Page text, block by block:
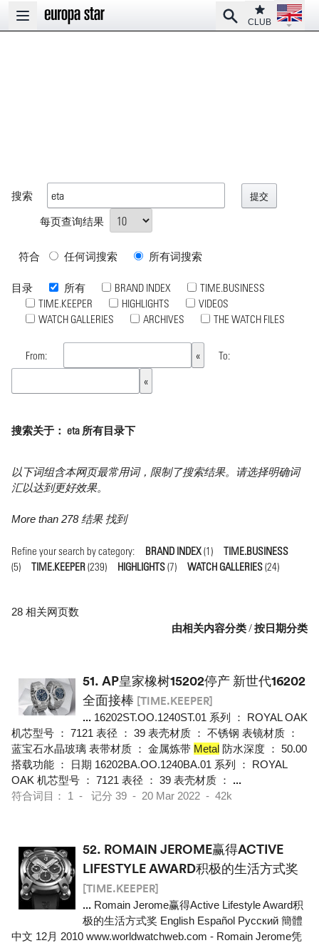
Open main menu
SearchClub
CLUB
Open
搜索
每页查询结果
符合 任何词搜索 所有词搜索
目录 所有 BRAND INDEX
TIME.BUSINESS
TIME.KEEPER
HIGHLIGHTS
VIDEOS
WATCH GALLERIES
ARCHIVES THE WATCH FILES
From: To:
搜索关于： eta 所有目录下
以下词组含本网页最常用词，限制了搜索结果。请选择明确词
汇以达到更好效果。
More than 278 结果 找到
Refine your search by category: BRAND INDEX(1)
TIME.BUSINESS
(5)
TIME.KEEPER(239) HIGHLIGHTS(7) WATCH GALLERIES(24)
28 相关网页数
由相关内容分类/按日期分类
51. AP皇家橡树15202停产 新世代16202
全面接棒 [TIME.KEEPER]
... 16202ST.OO.1240ST.01 系列 ： ROYAL OAK
机芯型号 ： 7121 表径 ： 39 表壳材质 ： 不锈钢 表镜材质 ：
蓝宝石水晶玻璃 表带材质 ： 金属炼带 Metal 防水深度 ： 50.00
搭载功能 ： 日期 16202BA.OO.1240BA.01 系列 ： ROYAL
OAK 机芯型号 ： 7121 表径 ： 39 表壳材质 ： ...
符合词目： 1 - 记分 39 - 20 Mar 2022 - 42k
52. ROMAIN JEROME赢得ACTIVE
LIFESTYLE AWARD积极的生活方式奖
[TIME.KEEPER]
... Romain Jerome赢得Active Lifestyle Award积
极的生活方式奖 English Español Pусский 簡體
中文 12月 2010 www.worldwatchweb.com - Romain Jerome凭